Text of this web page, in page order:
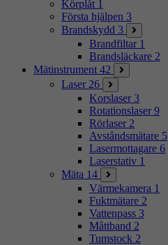
Körplåt 1
Första hjälpen 3
Brandskydd 3
Brandfiltar 1
Brandsläckare 2
Mätinstrument 42
Laser 26
Korslaser 3
Rotationslaser 9
Rörlaser 2
Avståndsmätare 5
Lasermottagare 6
Laserstativ 1
Mäta 14
Värmekamera 1
Fuktmätare 2
Vattenpass 3
Måttband 2
Tumstock 2